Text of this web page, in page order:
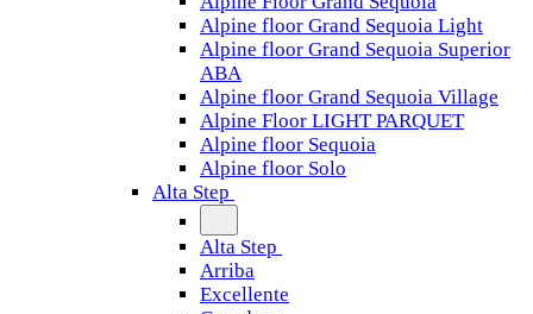
Alpine floor Grand Sequoia Light
Alpine floor Grand Sequoia Superior
ABA
Alpine floor Grand Sequoia Village
Alpine Floor LIGHT PARQUET
Alpine floor Sequoia
Alpine floor Solo
Alta Step
Alta Step
Arriba
Excellente